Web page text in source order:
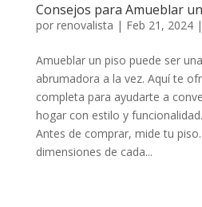
Consejos para Amueblar
por renovalista | Feb 21, 2024|
Amueblar un piso puede ser
abrumadora a la vez. Aquí te
completa para ayudarte a
hogar con estilo y
Antes de comprar, mide tu
dimensiones de cada...